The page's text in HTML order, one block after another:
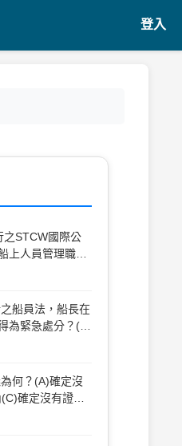
登入
STCW國際公
上人員管理職能
列何者不包括
運用 (D)搜救作
船員法，船長在
為緊急處分？(A)
法益(C)確保當
何？(A)確定沒
確定沒有證據